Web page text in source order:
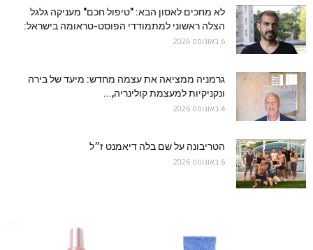
לא מחכים לאסון הבא: "טיפול חכם" מעניקה גלגל
הצלה ראשוני למתמודדי הפוסט-טראומה בישראל:
6 באוגוסט 2026
גרמניה ממציאה את עצמה מחדש: מיעד של בירה
ונקניקיות למעצמת קולינריה,...
4 באוגוסט 2026
הטריבונה על שם בלה דיאמנט ז״ל
6 באוגוסט 2026